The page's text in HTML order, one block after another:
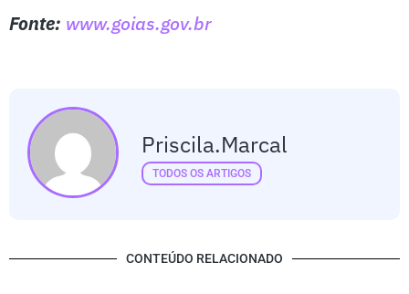
Fonte: www.goias.gov.br
Priscila.marcal
TODOS OS ARTIGOS
CONTEÚDO RELACIONADO